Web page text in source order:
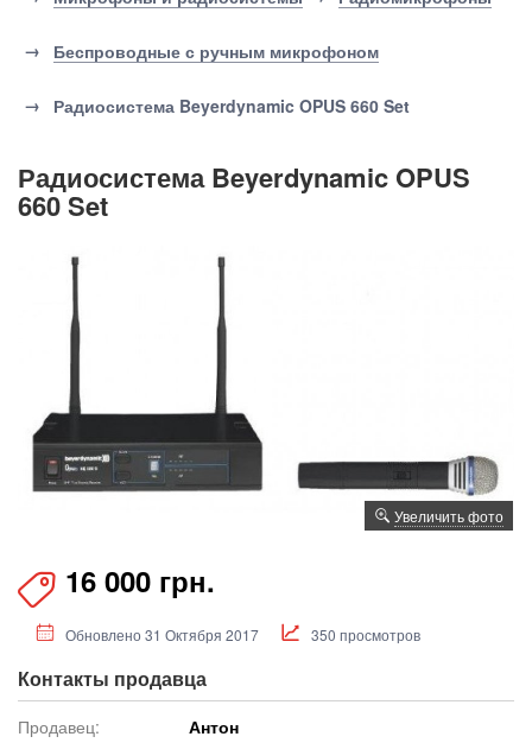
Беспроводные с ручным микрофоном
Радиосистема Beyerdynamic OPUS 660 Set
Радиосистема Beyerdynamic OPUS
660 Set
Увеличить фото
16 000 грн.
Обновлено 31 Октября 2017 350 просмотров
Контакты продавца
Продавец:
Антон